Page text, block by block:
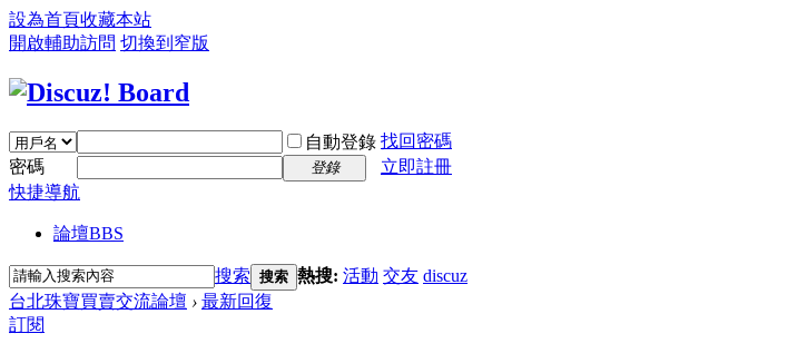
設為首頁收藏本站
開啟輔助訪問 切換到窄版
自動登錄 找回密碼
密碼
登錄
立即註冊
快捷導航
論壇BBS
搜索 搜索 熱搜: 活動 交友 discuz
台北珠寶買賣交流論壇 › 最新回復
訂閱